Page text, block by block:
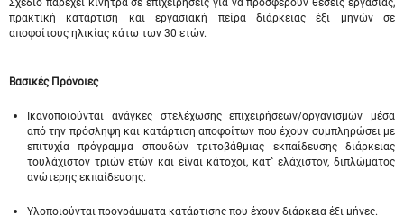
Σχέδιο παρέχει κίνητρα σε επιχειρήσεις για να προσφέρουν θέσεις εργασίας,
πρακτική κατάρτιση και εργασιακή πείρα διάρκειας έξι μηνών σε
αποφοίτους ηλικίας κάτω των 30 ετών.
Βασικές Πρόνοιες
Ικανοποιούνται ανάγκες στελέχωσης επιχειρήσεων/οργανισμών μέσα
από την πρόσληψη και κατάρτιση αποφοίτων που έχουν συμπληρώσει με
επιτυχία πρόγραμμα σπουδών τριτοβάθμιας εκπαίδευσης διάρκειας
τουλάχιστον τριών ετών και είναι κάτοχοι, κατ` ελάχιστον, διπλώματος
ανώτερης εκπαίδευσης.
Υλοποιούνται προγράμματα κατάρτισης που έχουν διάρκεια έξι μήνες.